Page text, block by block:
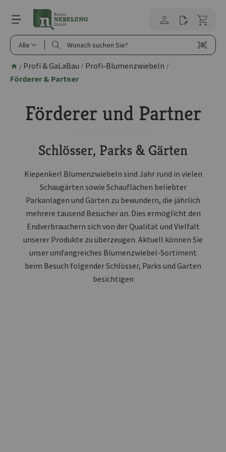
springen
Alle
/ Profi & GaLaBau / Profi-Blumenzwiebeln /
Förderer & Partner
Förderer und Partner
Schlösser, Parks & Gärten
Kiepenkerl Blumenzwiebeln sind Jahr rund in vielen
Schaugärten sowie Schauflächen beliebter
Parkanlagen und Gärten zu bewundern, die jährlich
mehrere tausend Besucher an. Dies ermöglicht den
Endverbrauchern sich von der Qualität und Vielfalt
unserer Produkte zu überzeugen. Aktuell können Sie
unser umfangreiches Blumenzwiebel-Sortiment
beim Besuch folgender Schlösser, Parks und Gärten
besichtigen